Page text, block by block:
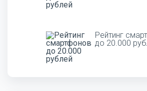
Рейтинг
до 20.000